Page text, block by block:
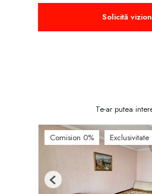
Solicită
Te-ar putea
Comision 0% Exclusivitate
Previous